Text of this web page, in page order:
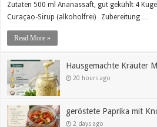
Zutaten 500 ml Ananassaft, gut gekühlt 4
Curaçao-Sirup (alkoholfrei) Zubereitung …
Read More »
Hausgemachte Kräuter
20 hours ago
geröstete Paprika mit
2 days ago